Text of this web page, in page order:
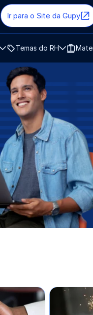
Ir para o Site da Gupy
Temas do RH